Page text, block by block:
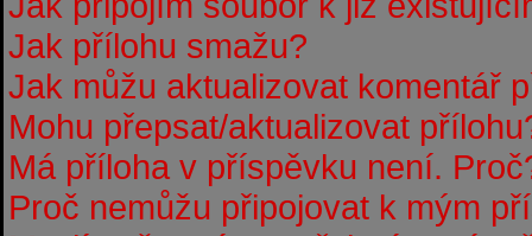
Jak přílohu smažu?
Jak můžu aktualizovat komentář
Mohu přepsat/aktualizovat
Má příloha v příspěvku není.
Proč nemůžu připojovat k mým